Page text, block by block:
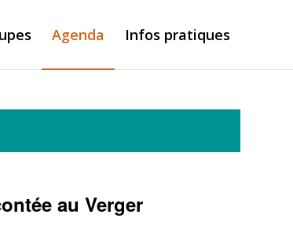
Agenda Infos pratiques
au Verger